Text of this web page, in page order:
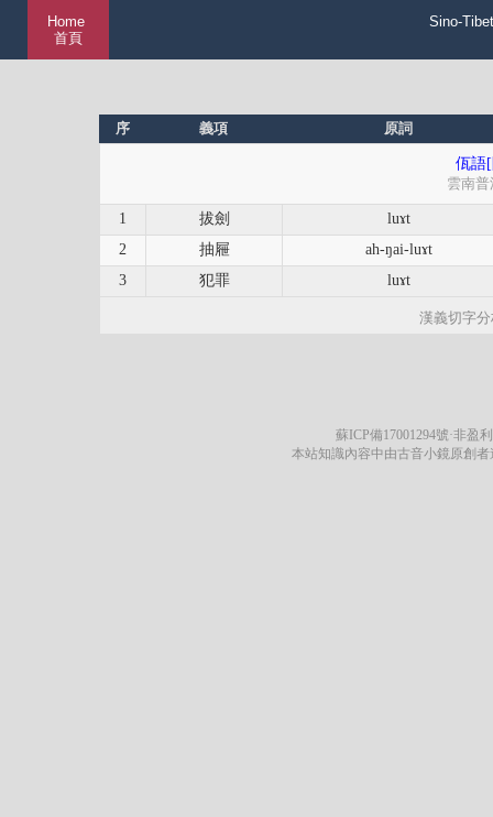
Home
首頁
Sino-
序 義項 原詞
佤語
雲南
1 拔劍
luɤt
2
抽屜
ah-ŋai-luɤt
3
犯罪 luɤt
漢義切字
蘇ICP備17001294號·非盈
本站知識內容中由古音小鏡原創